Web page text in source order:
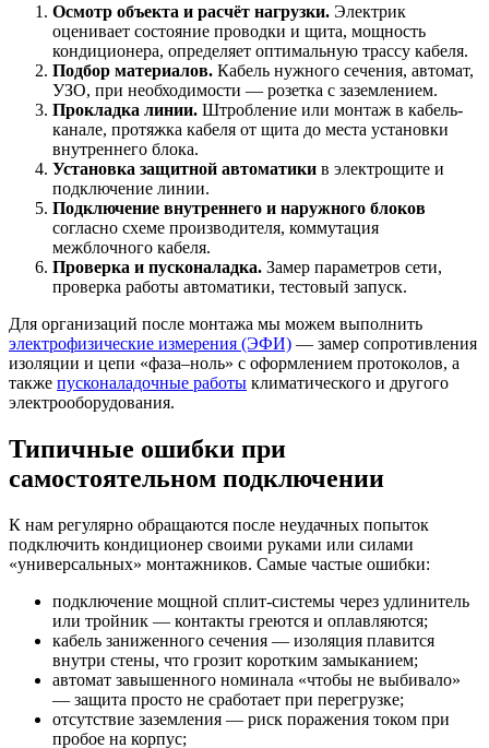
Осмотр объекта и расчёт нагрузки. Электрик
оценивает состояние проводки и щита, мощность
кондиционера, определяет оптимальную трассу кабеля.
Подбор материалов. Кабель нужного сечения, автомат,
УЗО, при необходимости — розетка с заземлением.
Прокладка линии. Штробление или монтаж в кабель-
канале, протяжка кабеля от щита до места установки
внутреннего блока.
Установка защитной автоматики в электрощите и
подключение линии.
Подключение внутреннего и наружного блоков
согласно схеме производителя, коммутация
межблочного кабеля.
Проверка и пусконаладка. Замер параметров сети,
проверка работы автоматики, тестовый запуск.
Для организаций после монтажа мы можем выполнить
электрофизические измерения (ЭФИ) — замер сопротивления
изоляции и цепи «фаза–ноль» с оформлением протоколов, а
также пусконаладочные работы климатического и другого
электрооборудования.
Типичные ошибки при
самостоятельном подключении
К нам регулярно обращаются после неудачных попыток
подключить кондиционер своими руками или силами
«универсальных» монтажников. Самые частые ошибки:
подключение мощной сплит-системы через удлинитель
или тройник — контакты греются и оплавляются;
кабель заниженного сечения — изоляция плавится
внутри стены, что грозит коротким замыканием;
автомат завышенного номинала «чтобы не выбивало»
— защита просто не сработает при перегрузке;
отсутствие заземления — риск поражения током при
пробое на корпус;